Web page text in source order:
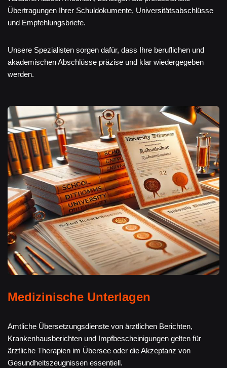
Übertragungen Ihrer Schuldokumente, Universitätsabschlüsse
und Empfehlungsbriefe.
Unsere Spezialisten sorgen dafür, dass Ihre beruflichen und
akademischen Abschlüsse präzise und klar wiedergegeben
werden.
Medizinische Unterlagen
Amtliche Übersetzungsdienste von ärztlichen Berichten,
Krankenhausberichten und Impfbescheinigungen gelten für
ärztliche Therapien im Übersee oder die Akzeptanz von
Gesundheitszeugnissen essentiell.